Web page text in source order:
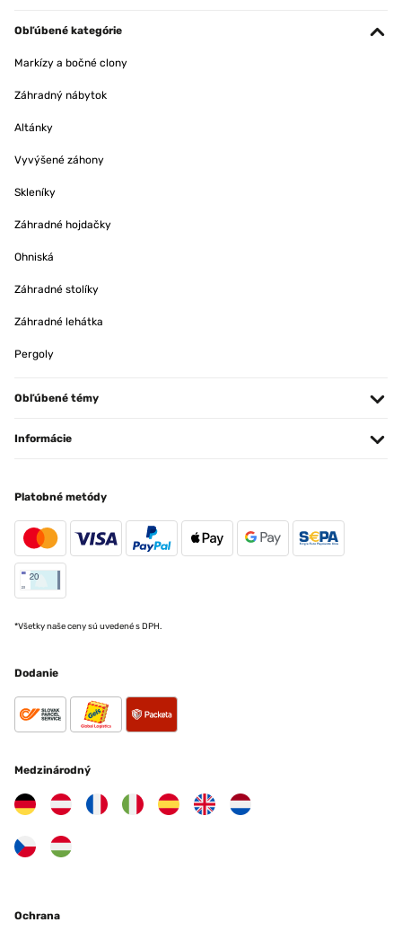
Obľúbené kategórie
Markízy a bočné clony
Záhradný nábytok
Altánky
Vyvýšené záhony
Skleníky
Záhradné hojdačky
Ohniská
Záhradné stolíky
Záhradné lehátka
Pergoly
Obľúbené témy
Informácie
Platobné metódy
*Všetky naše ceny sú uvedené s DPH.
Dodanie
Medzinárodný
Ochrana